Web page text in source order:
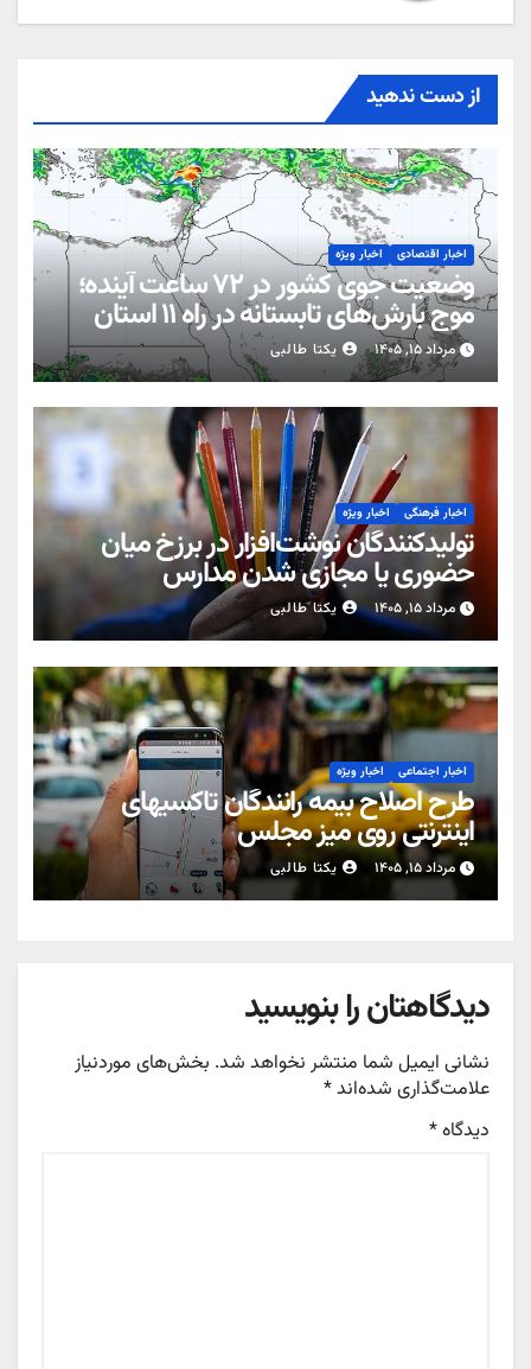
از دست ندهید
اخبار اقتصادی اخبار ویژه
وضعیت جوی کشور در ۷۲ ساعت آینده؛
موج بارش‌های تابستانه در راه ۱۱ استان
مرداد ۱۵, ۱۴۰۵ یکتا طالبی
اخبار فرهنگی اخبار ویژه
تولیدکنندگان نوشت‌افزار در برزخ میان
حضوری یا مجازی شدن مدارس
مرداد ۱۵, ۱۴۰۵ یکتا طالبی
اخبار اجتماعی اخبار ویژه
طرح اصلاح بیمه رانندگان تاکسیهای
اینترنتی روی میز مجلس
مرداد ۱۵, ۱۴۰۵ یکتا طالبی
دیدگاهتان را بنویسید
نشانی ایمیل شما منتشر نخواهد شد. بخش‌های موردنیاز
علامت‌گذاری شده‌اند*
دیدگاه*